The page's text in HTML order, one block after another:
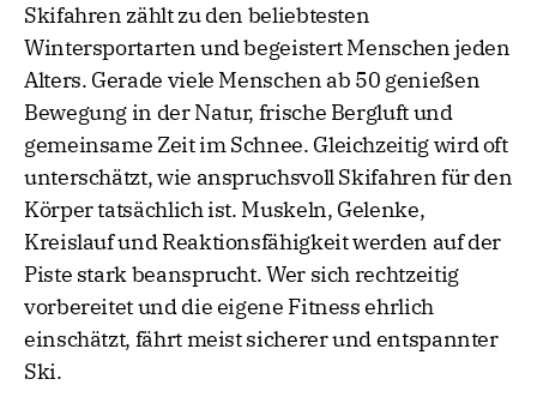
Skifahren zählt zu den beliebtesten
Wintersportarten und begeistert Menschen jeden
Alters. Gerade viele Menschen ab 50 genießen
Bewegung in der Natur, frische Bergluft und
gemeinsame Zeit im Schnee. Gleichzeitig wird oft
unterschätzt, wie anspruchsvoll Skifahren für den
Körper tatsächlich ist. Muskeln, Gelenke,
Kreislauf und Reaktionsfähigkeit werden auf der
Piste stark beansprucht. Wer sich rechtzeitig
vorbereitet und die eigene Fitness ehrlich
einschätzt, fährt meist sicherer und entspannter
Ski.